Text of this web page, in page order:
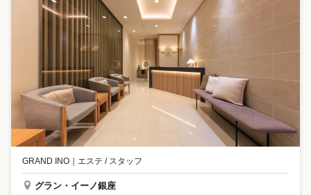
GRAND INO エステ / スタッフ
グラン・イーノ銀座